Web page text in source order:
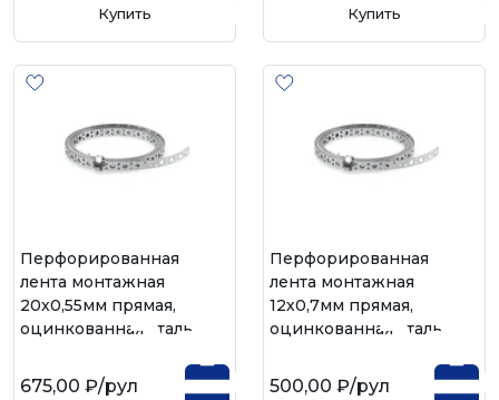
Купить Купить
Перфорированная
лента монтажная
20х0,55мм прямая,
оцинкованная сталь
675,00 ₽/рул
Перфорированная
лента монтажная
12х0,7мм прямая,
оцинкованная сталь
500,00 ₽/рул